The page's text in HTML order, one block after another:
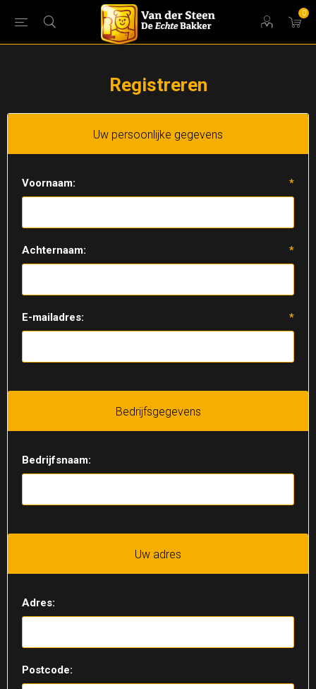
0
Registreren
Uw persoonlijke gegevens
Voornaam: *
Achternaam: *
E-mailadres: *
Bedrijfsgegevens
Bedrijfsnaam:
Uw adres
Adres:
Postcode: